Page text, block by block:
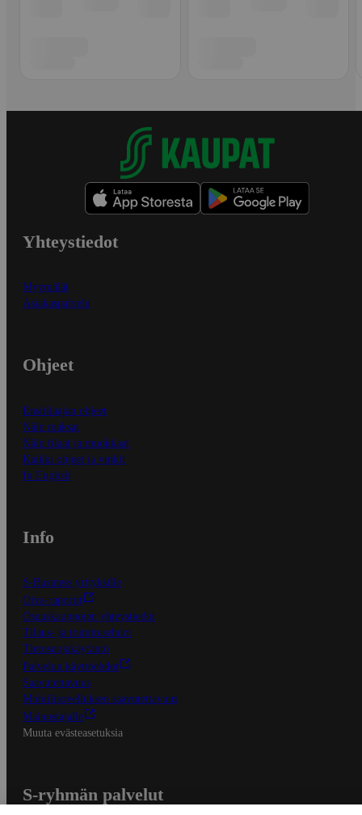
Yhteystiedot
Myymälät
Asiakaspalvelu
Ohjeet
Ensitilaajan ohjeet
Näin maksat
Näin tilaat ja muokkaat
Kaikki ohjeet ja vinkit
In English
Info
S-Business yrityksille
Oiva-raportit
Osuuskauppojen yhteystiedot
Tilaus- ja toimitusehdot
Tietosuojakäytäntö
Palvelun käyttöehdot
Saavutettavuus
Mobiilisovelluksen saavutettavuus
Mainostajalle
Muuta evästeasetuksia
S-ryhmän palvelut